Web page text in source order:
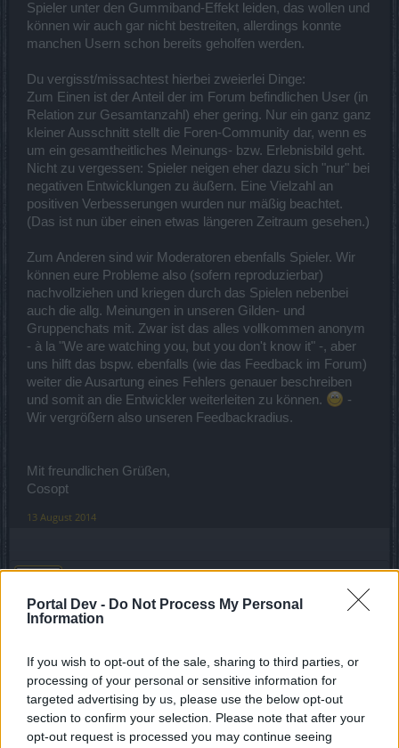
Portal Dev - Do Not Process My Personal
Information
If you wish to opt-out of the sale, sharing to third parties, or
processing of your personal or sensitive information for
targeted advertising by us, please use the below opt-out
section to confirm your selection. Please note that after your
opt-out request is processed you may continue seeing
Spieler unter den Gummiband-Effekt leiden, das wollen und
können wir auch gar nicht bestreiten, allerdings konnte
manchen Usern schon bereits geholfen werden.
Du vergisst/missachtest hierbei zweierlei Dinge:
Zum Einen ist der Anteil der im Forum befindlichen User (in
Relation zur Gesamtanzahl) eher gering. Nur ein ganz ganz
kleiner Ausschnitt stellt die Foren-Community dar, wenn es
um ein gesamtheitliches Meinungs- bzw. Erlebnisbild geht.
Nicht zu vergessen: Spieler neigen eher dazu sich "nur" bei
negativen Entwicklungen zu äußern. Eine Vielzahl an
positiven Verbesserungen wurden nur mäßig beachtet.
(Das ist nun über einen etwas längeren Zeitraum gesehen.)
Zum Anderen sind wir Moderatoren ebenfalls Spieler. Wir
können eure Probleme also (sofern reproduzierbar)
nachvollziehen und kriegen durch das Spielen nebenbei
auch die allg. Meinungen in unseren Gilden- und
Gruppenchats mit. Zwar ist das alles vollkommen anonym
- à la "We are watching you, but you don't know it" -, aber
uns hilft das bspw. ebenfalls (wie das Feedback im Forum)
weiter die Ausartung eines Fehlers genauer beschreiben
und somit an die Entwickler weiterleiten zu können.
-
Wir vergrößern also unseren Feedbackradius.
Mit freundlichen Grüßen,
Cosopt
13 August 2014
Daaniel2
nicht auf die schnelle von Punkt A nach Punkt B laufen. Und
falls doch mal, dann mit weitem Abstand um die
Gegnermassen herum.
Dann ist es ja klar und man kann sagen: "Nööö, habe den